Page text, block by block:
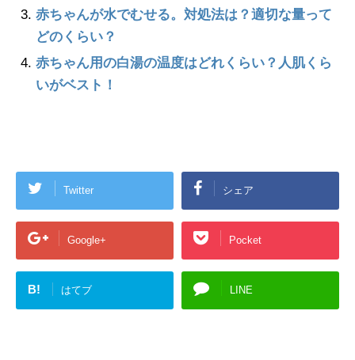
赤ちゃんが水でむせる。対処法は？適切な量って
どのくらい？
赤ちゃん用の白湯の温度はどれくらい？人肌くら
いがベスト！
Twitter シェア
Google+ Pocket
B! はてブ LINE